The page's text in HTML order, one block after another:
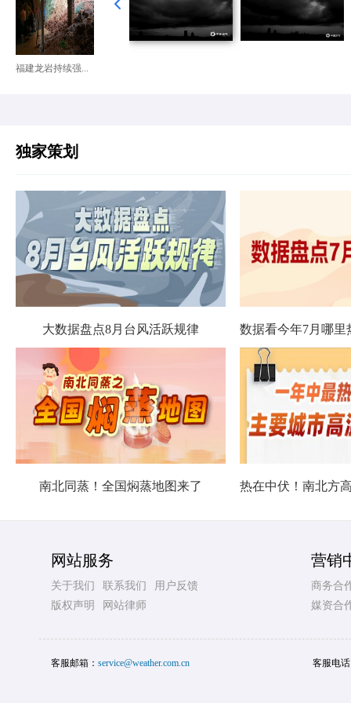
福建龙岩持续强...
独家策划
大数据盘点8月台风活跃规律
南北同蒸！全国焖蒸地图来了
网站服务
关于我们 联系我们
用户反馈
版权声明
网站律师
营销
商务合
媒资合
客服邮箱： service@weather.com.cn 客服电